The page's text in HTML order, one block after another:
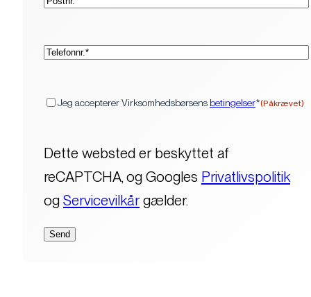
Telefon*
Jeg accepterer Virksomhedsbørsens betingelser*(Påkrævet)
Dette websted er beskyttet af
reCAPTCHA, og Googles Privatlivspolitik
og Servicevilkårgælder.